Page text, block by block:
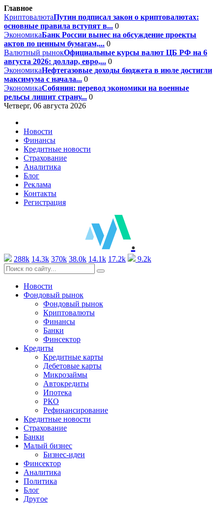
Главное
КриптовалютаПутин подписал закон о криптовалютах:
основные правила вступят в... 0
ЭкономикаБанк России вынес на обсуждение проекты
актов по ценным бумагам,... 0
Валютный рынокОфициальные курсы валют ЦБ РФ на 6
августа 2026: доллар, евро,... 0
ЭкономикаНефтегазовые доходы бюджета в июле достигли
максимума с начала... 0
ЭкономикаСобянин: перевод экономики на военные
рельсы лишит страну... 0
Четверг, 06 августа 2026
Новости
Финансы
Кредитные новости
Страхование
Аналитика
Блог
Реклама
Контакты
Регистрация
.
288k 14.3k 370k 38.0k 14.1k 17.2k 9.2k
Новости
Фондовый рынок
Фондовый рынок
Криптовалюты
Финансы
Банки
Финсектор
Кредиты
Кредитные карты
Дебетовые карты
Микрозаймы
Автокредиты
Ипотека
РКО
Рефинансирование
Кредитные новости
Страхование
Банки
Малый бизнес
Бизнес-идеи
Финсектор
Аналитика
Политика
Блог
Другое